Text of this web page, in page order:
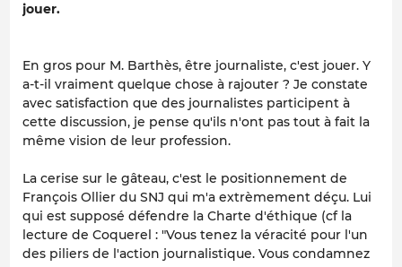
jouer.
En gros pour M. Barthès, être journaliste, c'est jouer. Y
a-t-il vraiment quelque chose à rajouter ? Je constate
avec satisfaction que des journalistes participent à
cette discussion, je pense qu'ils n'ont pas tout à fait la
même vision de leur profession.
La cerise sur le gâteau, c'est le positionnement de
François Ollier du SNJ qui m'a extrèmement déçu. Lui
qui est supposé défendre la Charte d'éthique (cf la
lecture de Coquerel : "Vous tenez la véracité pour l'un
des piliers de l'action journalistique. Vous condamnez